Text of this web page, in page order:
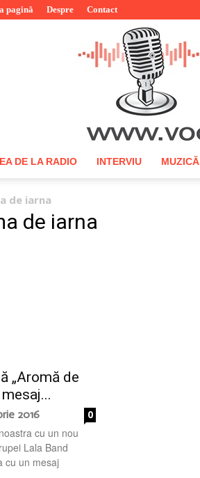
pagină Despre Contact
DE LA RADIO INTERVIU MUZICĂ
de iarna
de iarna
„Aromă de
2016 0
cu un nou
Lala Band
cu un mesaj